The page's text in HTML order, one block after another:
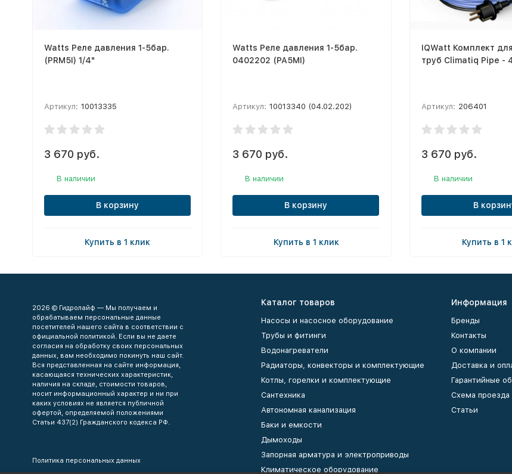
Watts Реле давления 1-5бар.
(PRM5I) 1/4"
Артикул: 10013335
3 670 руб.
В наличии
В корзину
Купить в 1 клик
Watts Реле давления 1-5бар.
0402202 (PA5MI)
Артикул: 10013340 (04.02.202)
3 670 руб.
В наличии
В корзину
Купить в 1 клик
IQWatt Комплект
труб Climatiq Pipe -
Артикул: 206401
3 670 руб.
В наличии
В
Купить в 1
2026 © Гидролайф — Мы получаем и
обрабатываем персональные данные
посетителей нашего сайта в соответствии с
официальной политикой. Если вы не даете
согласия на обработку своих персональных
данных, вам необходимо покинуть наш сайт.
Вся представленная на сайте информация,
касающаяся технических характеристик,
наличия на складе, стоимости товаров,
носит информационный характер и ни при
каких условиях не является публичной
офертой, определяемой положениями
Статьи 437(2) Гражданского кодекса РФ.
Политика персональных данных
Каталог товаров
Насосы и насосное оборудование
Трубы и фитинги
Водонагреватели
Радиаторы, конвекторы и комплектующие
Котлы, горелки и комплектующие
Сантехника
Автономная канализация
Баки и емкости
Дымоходы
Запорная арматура и электроприводы
Климатическое оборудование
Информация
Бренды
Контакты
О компании
Доставка и
Гарантийные
Схема проезда
Статьи